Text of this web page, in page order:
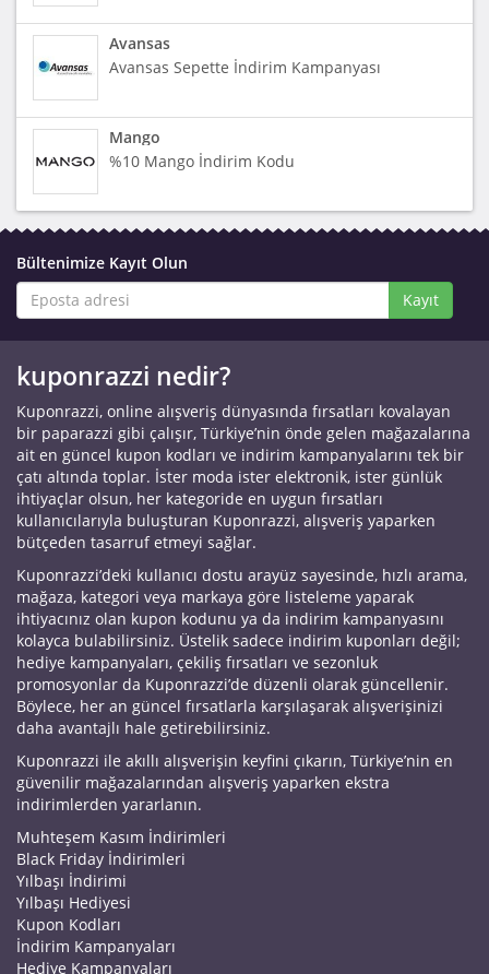
Avansas
Avansas Sepette İndirim Kampanyası
Mango
%10 Mango İndirim Kodu
Bültenimize Kayıt Olun
Kayıt
kuponrazzi nedir?
Kuponrazzi, online alışveriş dünyasında fırsatları kovalayan
bir paparazzi gibi çalışır, Türkiye’nin önde gelen mağazalarına
ait en güncel kupon kodları ve indirim kampanyalarını tek bir
çatı altında toplar. İster moda ister elektronik, ister günlük
ihtiyaçlar olsun, her kategoride en uygun fırsatları
kullanıcılarıyla buluşturan Kuponrazzi, alışveriş yaparken
bütçeden tasarruf etmeyi sağlar.
Kuponrazzi’deki kullanıcı dostu arayüz sayesinde, hızlı arama,
mağaza, kategori veya markaya göre listeleme yaparak
ihtiyacınız olan kupon kodunu ya da indirim kampanyasını
kolayca bulabilirsiniz. Üstelik sadece indirim kuponları değil;
hediye kampanyaları, çekiliş fırsatları ve sezonluk
promosyonlar da Kuponrazzi’de düzenli olarak güncellenir.
Böylece, her an güncel fırsatlarla karşılaşarak alışverişinizi
daha avantajlı hale getirebilirsiniz.
Kuponrazzi ile akıllı alışverişin keyfini çıkarın, Türkiye’nin en
güvenilir mağazalarından alışveriş yaparken ekstra
indirimlerden yararlanın.
Muhteşem Kasım İndirimleri
Black Friday İndirimleri
Yılbaşı İndirimi
Yılbaşı Hediyesi
Kupon Kodları
İndirim Kampanyaları
Hediye Kampanyaları